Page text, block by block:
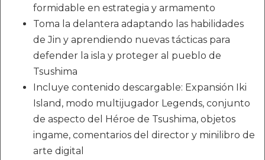
formidable en estrategia y armamento
Toma la delantera adaptando las habilidades
de Jin y aprendiendo nuevas tácticas para
defender la isla y proteger al pueblo de
Tsushima
Incluye contenido descargable: Expansión Iki
Island, modo multijugador Legends, conjunto
de aspecto del Héroe de Tsushima, objetos
ingame, comentarios del director y minilibro de
arte digital